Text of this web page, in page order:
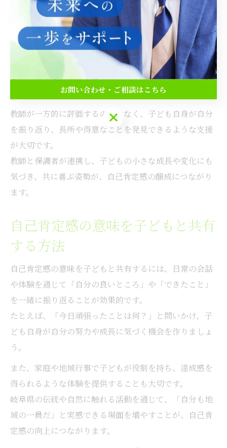
具体的には、日々の授業や学校生活の中で「失敗しても
大丈夫」「挑戦してみよう」と背中を押す声かけや、
個々の成長を丁寧にフィードバックすることが効果的で
す。
また、多様な価値観を尊重し、子ども同士が認め合う教
室づくりも重要視されています。
教師が一方的に評価するのではなく、子ども自身が自分
を振り返り、長所や得意なことを発見できるような支援
が大切です。
教師と保護者が連携し、子どもの小さな成長や変化にも
気づき、共に喜ぶ姿勢が、自己肯定感の醸成につながり
ます。
自己肯定感の意味を子どもと共有
する方法
自己肯定感の意味を子どもと共有するには、日常の会話
や体験を通じて「自分の良いところ」や「できたこと」
を一緒に振り返ることが効果的です。
たとえば、「今日頑張ったことは何？」と問いかけ、子
ども自身が自分の努力や成長に気づく機会を作りましょ
う。
また、家庭や地域行事で子どもが役割を持ち、達成感を
得られるような体験を提供することも大切です。
岐阜県の伝統や自然に触れる活動を通じて、「自分も地
域の一員だ」と実感できる場面を増やすことが、自己肯
定感の向上につながります。
お問い合わせ・ご相談はこちら
お問い合わせ・ご相談はこちら